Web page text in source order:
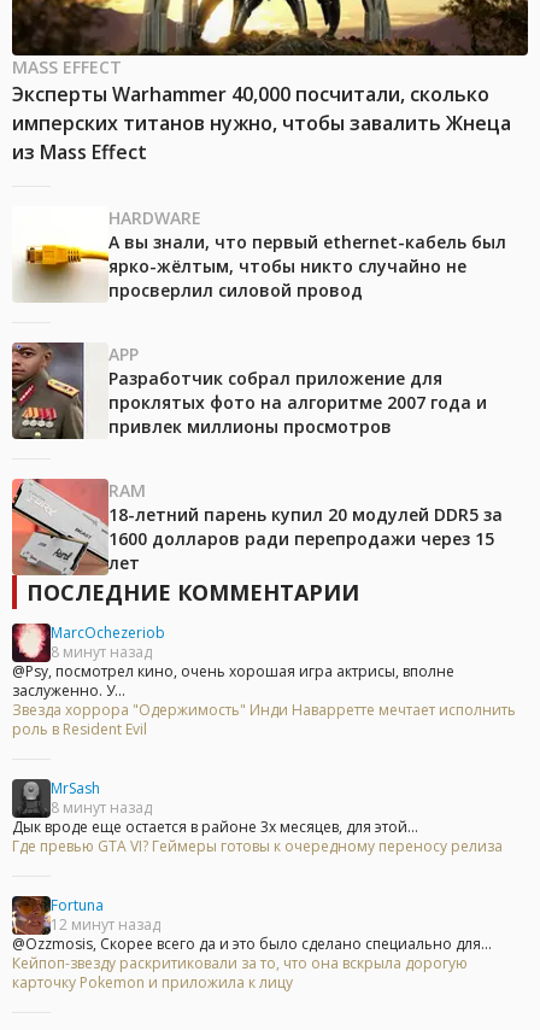
MASS EFFECT
Эксперты Warhammer 40,000 посчитали, сколько
имперских титанов нужно, чтобы завалить Жнеца
из Mass Effect
HARDWARE
А вы знали, что первый ethernet-кабель был
ярко-жёлтым, чтобы никто случайно не
просверлил силовой провод
APP
Разработчик собрал приложение для
проклятых фото на алгоритме 2007 года и
привлек миллионы просмотров
RAM
18-летний парень купил 20 модулей DDR5 за
1600 долларов ради перепродажи через 15
лет
ПОСЛЕДНИЕ КОММЕНТАРИИ
MarcOchezeriob
8 минут назад
@Psy, посмотрел кино, очень хорошая игра актрисы, вполне
заслуженно. У...
Звезда хоррора "Одержимость" Инди Наварретте мечтает исполнить
роль в Resident Evil
MrSash
8 минут назад
Дык вроде еще остается в районе 3х месяцев, для этой...
Где превью GTA VI? Геймеры готовы к очередному переносу релиза
Fortuna
12 минут назад
@Ozzmosis, Скорее всего да и это было сделано специально для...
Кейпоп-звезду раскритиковали за то, что она вскрыла дорогую
карточку Pokemon и приложила к лицу